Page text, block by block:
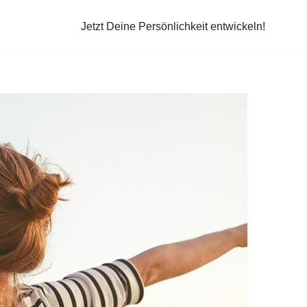
Jetzt Deine Persönlichkeit entwickeln!